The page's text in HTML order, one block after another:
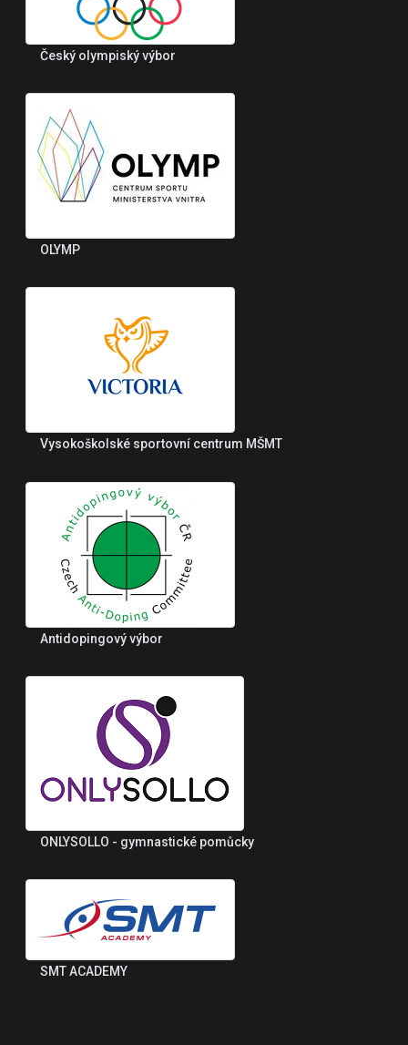
Český olympiský výbor
OLYMP
Vysokoškolské sportovní centrum MŠMT
Antidopingový výbor
ONLYSOLLO - gymnastické pomůcky
SMT ACADEMY